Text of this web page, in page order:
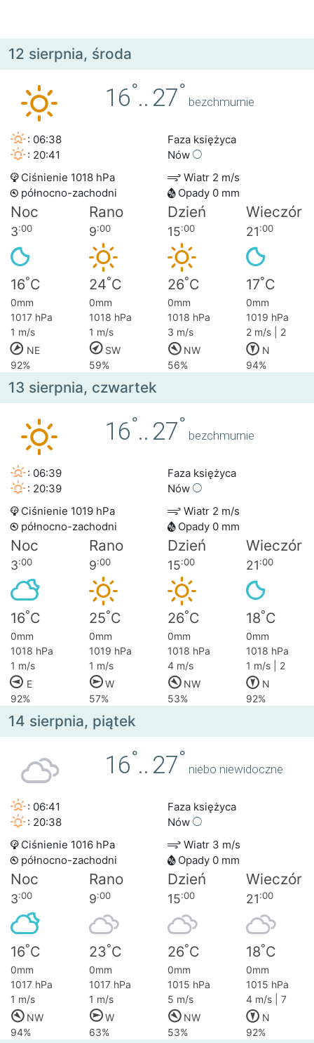
12 sierpnia, środa
16°.. 27°
bezchmurnie
: 06:38
: 20:41
Faza księżyca
Nów
Ciśnienie 1018 hPa
Wiatr 2 m/s
północno-zachodni
Opady 0 mm
Noc Rano Dzień Wieczór
3:00 9:00 15:00 21:00
16°C 24°C 26°C 17°C
0mm 0mm 0mm
0mm
1017 hPa
1018 hPa 1018 hPa
1019 hPa
1 m/s
1 m/s 3 m/s
2 m/s | 2
NE
SW NW
N
92%
59% 56% 94%
13 sierpnia, czwartek
16°.. 27°
bezchmurnie
: 06:39
: 20:39
Faza księżyca
Nów
Ciśnienie 1019 hPa
Wiatr 2 m/s
północno-zachodni
Opady 0 mm
Noc Rano Dzień Wieczór
3:00 9:00 15:00 21:00
16°C 25°C 26°C 18°C
0mm 0mm 0mm
0mm
1018 hPa
1019 hPa 1018 hPa
1018 hPa
1 m/s
1 m/s 4 m/s
1 m/s | 2
E
W NW
N
92%
57% 53% 92%
14 sierpnia, piątek
16°.. 27°
niebo niewidoczne
: 06:41
: 20:38
Faza księżyca
Nów
Ciśnienie 1016 hPa
Wiatr 3 m/s
północno-zachodni
Opady 0 mm
Noc Rano Dzień Wieczór
3:00 9:00 15:00 21:00
16°C 23°C 26°C 18°C
0mm 0mm 0mm
0mm
1017 hPa
1017 hPa 1015 hPa
1015 hPa
1 m/s
1 m/s 5 m/s
4 m/s | 7
NW
W NW
N
94%
63% 53% 92%